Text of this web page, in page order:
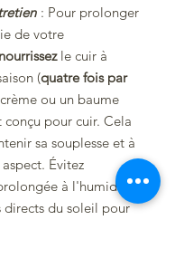
: Pour prolonger
de votre
nourrissezle cuir à
(quatre fois par
ou un baume
conçu pour cuir. Cela
sa souplesse et à
Évitez
à l'humidité
directs du soleil pour